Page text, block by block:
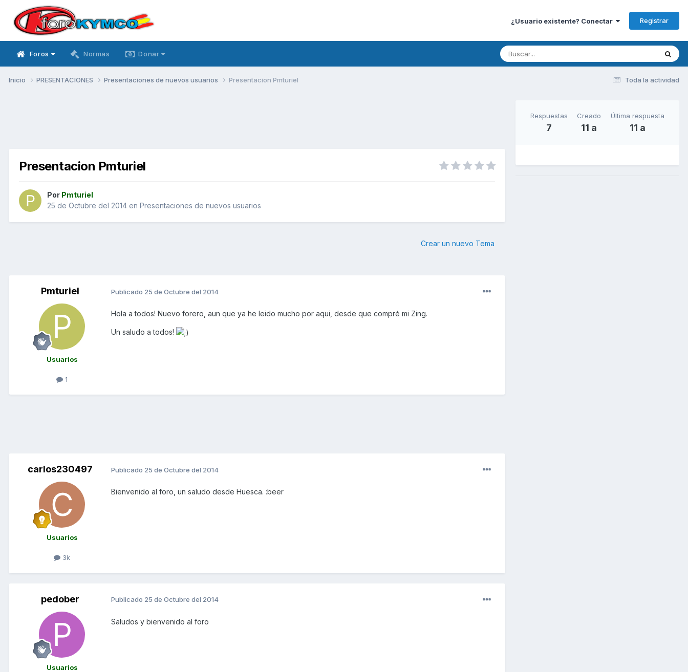
¿Usuario existente? Conectar Registrar
Foros Normas Donar
Toda la actividad
Inicio PRESENTACIONES Presentaciones de nuevos usuarios Presentacion Pmturiel
Presentacion Pmturiel
Por Pmturiel
25 de Octubre del 2014 en Presentaciones de nuevos usuarios
Crear un nuevo Tema
Pmturiel
Usuarios
1
Publicado 25 de Octubre del 2014
Hola a todos! Nuevo forero, aun que ya he leido mucho por aqui, desde que compré mi Zing.
Un saludo a todos!
carlos230497
Usuarios
3k
Publicado 25 de Octubre del 2014
Bienvenido al foro, un saludo desde Huesca. :beer
pedober
Usuarios
Publicado 25 de Octubre del 2014
Saludos y bienvenido al foro
Respuestas
7
Creado
11 a
Última respuesta
11 a